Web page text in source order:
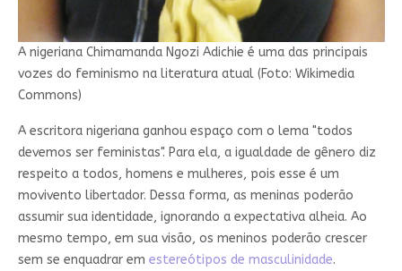
A nigeriana Chimamanda Ngozi Adichie é uma das principais
vozes do feminismo na literatura atual (Foto: Wikimedia
Commons)
A escritora nigeriana ganhou espaço com o lema "todos
devemos ser feministas". Para ela, a igualdade de gênero diz
respeito a todos, homens e mulheres, pois esse é um
movivento libertador. Dessa forma, as meninas poderão
assumir sua identidade, ignorando a expectativa alheia. Ao
mesmo tempo, em sua visão, os meninos poderão crescer
sem se enquadrar em estereótipos de masculinidade.